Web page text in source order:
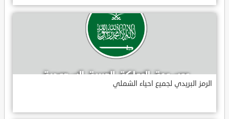
الرمز البريدي لجميع احياء الشملي